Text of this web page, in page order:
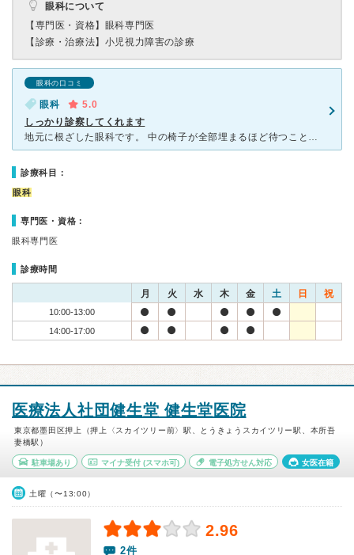
眼科について
【専門医・資格】 眼科専門医
【診療・治療法】 小児視力障害の診療
眼科の口コミ
眼科
5.0
しっかり診察してくれます
地元に根ざした眼科です。 中の椅子が全部埋まるほど待つこともありますが、検査してくださるかたもたくさんいるので検査はわりとすぐ呼ばれます。診察は待つことが多いかも。 毛塚先生の腕はいいです。声
診療科目：
眼科
専門医・資格：
眼科専門医
診療時間
月 火 水 木 金 土 日 祝
10:00-13:00
14:00-17:00
医療法人社団健生堂 健生堂医院
東京都墨田区押上（押上〈スカイツリー前〉駅、とうきょうスカイツリー駅、本所吾
妻橋駅）
駐車場あり マイナ受付(スマホ可) 電子処方せん対応 女医在籍
土曜（〜13:00）
2.96
2件